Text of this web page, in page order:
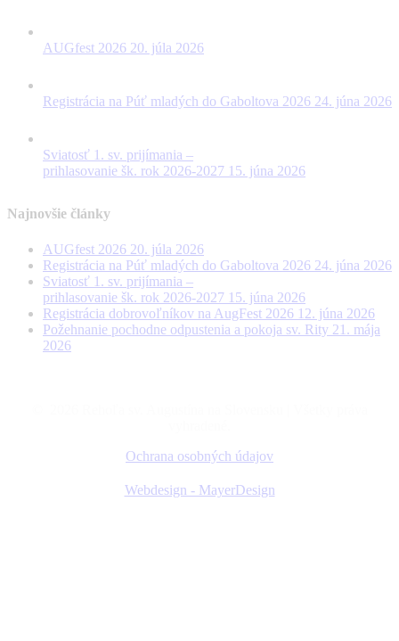
AUGfest 2026 20. júla 2026
Registrácia na Púť mladých do Gaboltova 2026 24. júna 2026
Sviatosť 1. sv. prijímania –
prihlasovanie šk. rok 2026-2027 15. júna 2026
Najnovšie články
AUGfest 2026 20. júla 2026
Registrácia na Púť mladých do Gaboltova 2026 24. júna 2026
Sviatosť 1. sv. prijímania –
prihlasovanie šk. rok 2026-2027 15. júna 2026
Registrácia dobrovoľníkov na AugFest 2026 12. júna 2026
Požehnanie pochodne odpustenia a pokoja sv. Rity 21. mája
2026
Ochrana osobných údajov
Webdesign - MayerDesign